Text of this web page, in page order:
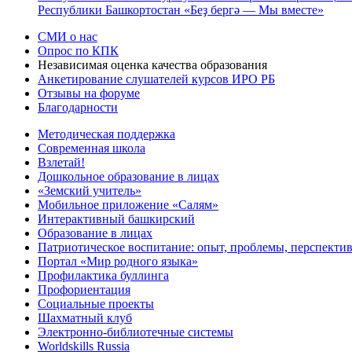
Республики Башкортостан «Беҙ бергә — Мы вместе»
СМИ о нас
Опрос по КПК
Независимая оценка качества образования
Анкетирование слушателей курсов ИРО РБ
Отзывы на форуме
Благодарности
Методическая поддержка
Современная школа
Взлетай!
Дошкольное образование в лицах
«Земский учитель»
Мобильное приложение «Салям»
Интерактивный башкирский
Образование в лицах
Патриотическое воспитание: опыт, проблемы,
Портал «Мир родного языка»
Профилактика буллинга
Профориентация
Социальные проекты
Шахматный клуб
Электронно-библиотечные системы
Worldskills Russia